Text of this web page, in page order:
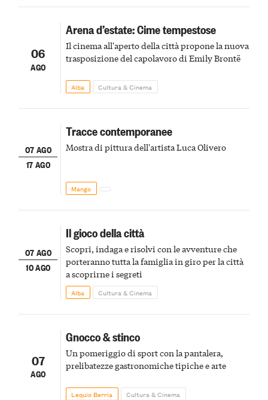
06
AGO
Arena d’estate: Cime tempestose
Il cinema all'aperto della città propone la nuova
trasposizione del capolavoro di Emily Brontë
Alba Cultura & Cinema
07 AGO
17 AGO
Tracce contemporanee
Mostra di pittura dell'artista Luca Olivero
Mango
07 AGO
10 AGO
Il gioco della città
Scopri, indaga e risolvi con le avventure che
porteranno tutta la famiglia in giro per la città
a scoprirne i segreti
Alba Cultura & Cinema
07
AGO
Gnocco & stinco
Un pomeriggio di sport con la pantalera,
prelibatezze gastronomiche tipiche e arte
Lequio Berria Cultura & Cinema